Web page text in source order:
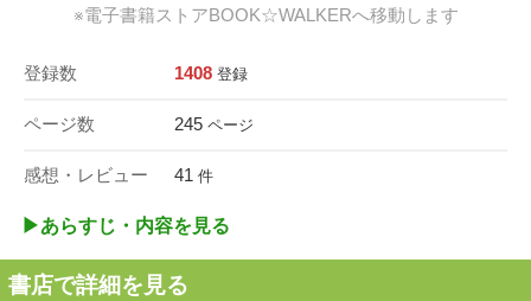
※電子書籍ストアBOOK☆WALKERへ移動します
登録数 1408 登録
ページ数 245 ページ
感想・レビュー 41 件
▶︎あらすじ・内容を見る
書店で詳細を見る